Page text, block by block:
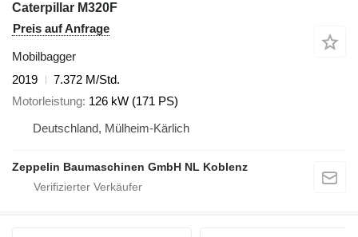
Caterpillar M320F
Preis auf Anfrage
Mobilbagger
2019
7.372 M/Std.
Motorleistung 126 kW (171 PS)
Deutschland, Mülheim-Kärlich
Zeppelin Baumaschinen GmbH NL Koblenz